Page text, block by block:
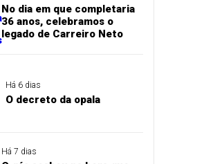
No dia em que completaria
36 anos, celebramos o
legado de Carreiro Neto
Há 6 dias
O decreto da opala
Há 7 dias